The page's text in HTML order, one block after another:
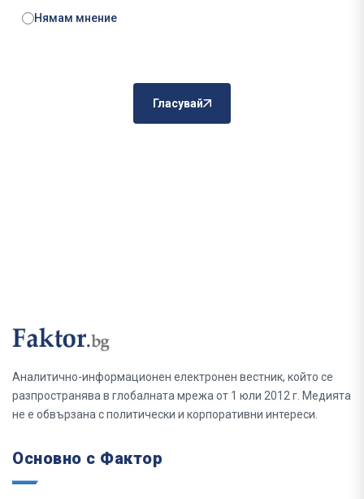
Нямам мнение
Гласувай
Аналитично-информационен електронен вестник, който се
разпространява в глобалната мрежа от 1 юли 2012 г. Медията
не е обвързана с политически и корпоративни интереси.
Основно с Фактор